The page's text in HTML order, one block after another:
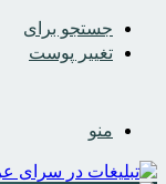
جستجو برای
تغییر پوست
منو